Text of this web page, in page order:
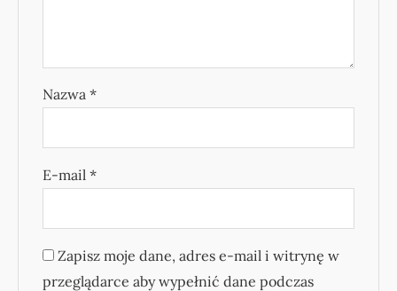
Nazwa *
E-mail *
Zapisz moje dane, adres e-mail i witrynę w
przeglądarce aby wypełnić dane podczas